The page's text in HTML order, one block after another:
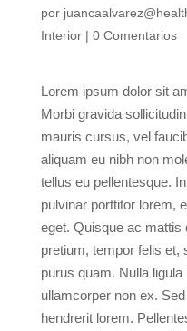
por
Interior| 0 Comentarios
Lorem ipsum dolor sit
Morbi gravida
mauris cursus, vel
aliquam eu nibh non
tellus eu pellentesque.
pulvinar porttitor lorem,
eget. Quisque ac mattis
pretium, tempor felis et,
purus quam. Nulla
ullamcorper non ex.
hendrerit lorem.